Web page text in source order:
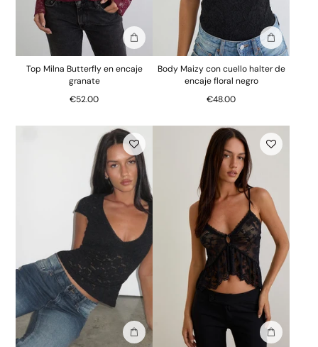
Añadir a la bolsa
Top Milna Butterfly en encaje
granate
€52.00
Añadir a la
Body Maizy con cuello halter de
encaje floral negro
€48.00
Añadir a la bolsa Añadir a la